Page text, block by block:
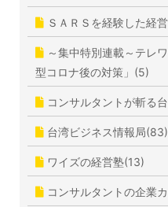
ＳＡＲＳを経験した経
～集中特別連載～テレ
型コロナ後の対策」(5)
コンサルタントが斬る
台湾ビジネス情報局(83)
ワイズの経営塾(13)
コンサルタントの企業